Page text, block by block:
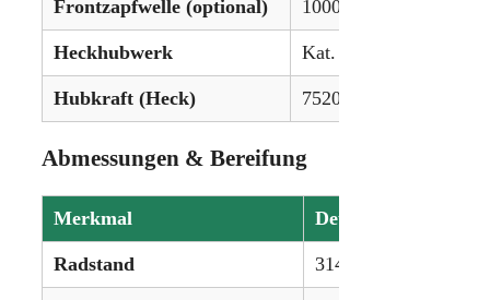
Frontzapfwelle (optional) 1000 U/min
Heckhubwerk Kat. III/IV
Hubkraft (Heck) 7520 kg (16.579 lbs)
Abmessungen & Bereifung
Merkmal Details
Radstand 314 cm (124 Zoll)